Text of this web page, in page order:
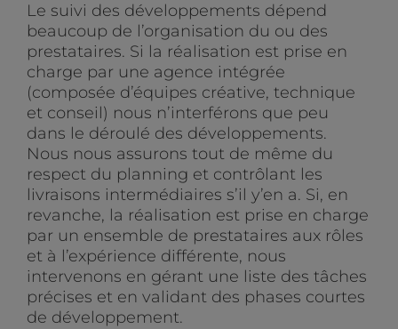
Le suivi des développements dépend
beaucoup de l’organisation du ou des
prestataires. Si la réalisation est prise en
charge par une agence intégrée
(composée d’équipes créative, technique
et conseil) nous n’interférons que peu
dans le déroulé des développements.
Nous nous assurons tout de même du
respect du planning et contrôlant les
livraisons intermédiaires s’il y’en a. Si, en
revanche, la réalisation est prise en charge
par un ensemble de prestataires aux rôles
et à l’expérience différente, nous
intervenons en gérant une liste des tâches
précises et en validant des phases courtes
de développement.